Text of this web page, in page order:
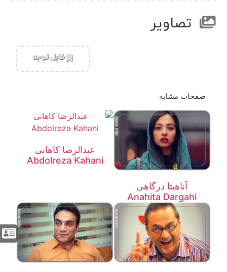
تصاویر
‌قابل توجه
صفحات مشابه
آناهیتا درگاهی
Anahita Dargahi
عبدالرضا کاهانی
Abdolreza Kahani